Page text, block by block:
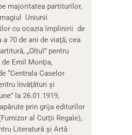
majoritatea partiturilor,
Uniunii
cu ocazia împlinirii de
70 de ani de viaţă; cea
„Oltul” pentru
Emil Monţia,
“Centrala Caselor
învăţături şi
la 26.01.1919,
prin grija editurilor
al Curţii Regale),
Literatură şi Artă